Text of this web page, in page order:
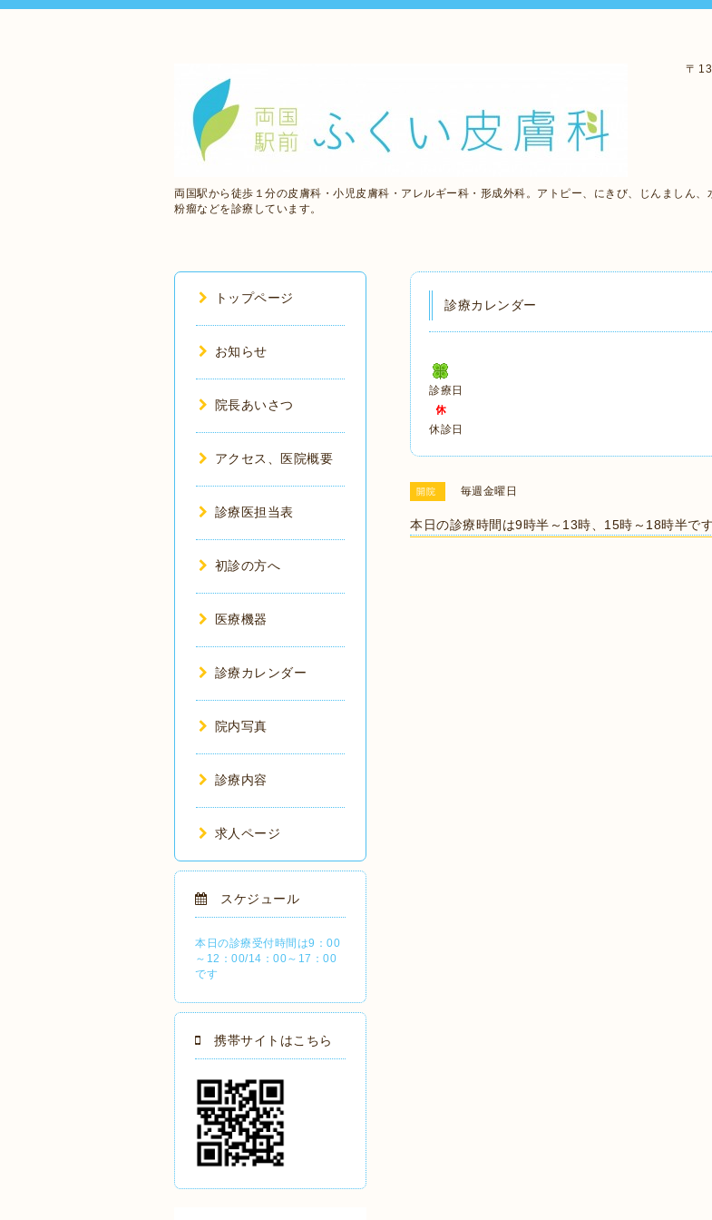
両国駅から徒歩１分の皮膚科・小児皮膚科・アレルギー科・形成外科。アトピー、にきび、じんましん、
粉瘤などを診療しています。
〒
診療カレンダー
診療日
休診日
開院 毎週金曜日
本日の診療時間は9時半～13時、15時～18時半です
トップページ
お知らせ
院長あいさつ
アクセス、医院概要
診療医担当表
初診の方へ
医療機器
診療カレンダー
院内写真
診療内容
求人ページ
スケジュール
本日の診療受付時間は9：00
～12：00/14：00～17：00
です
携帯サイトはこちら